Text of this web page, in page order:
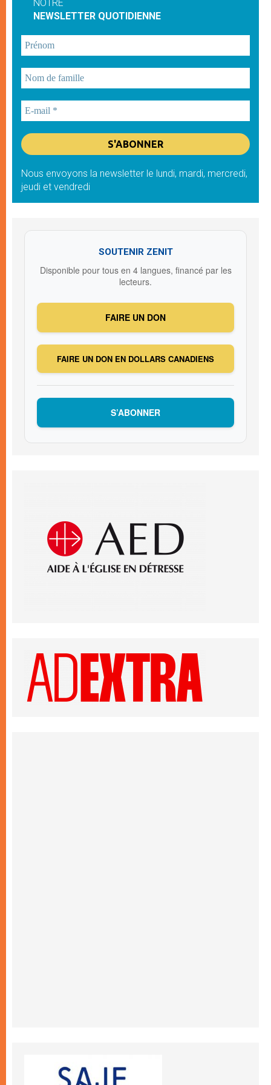
NOTRE
NEWSLETTER QUOTIDIENNE
Nous envoyons la newsletter le lundi, mardi, mercredi,
jeudi et vendredi
SOUTENIR ZENIT
Disponible pour tous en 4 langues, financé par les
lecteurs.
FAIRE UN DON
FAIRE UN DON EN DOLLARS CANADIENS
S’ABONNER